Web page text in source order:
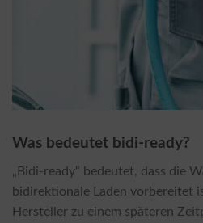
Was bedeutet bidi-ready?
„Bidi-ready“ bedeutet, dass die
bidirektionale Laden vorbereitet
Hersteller zu einem späteren